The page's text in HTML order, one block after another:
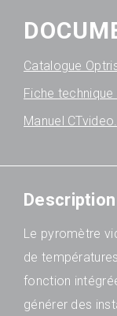
Catalogue
Fiche
Manuel
Description
Le pyromètre
de
fonction
générer des